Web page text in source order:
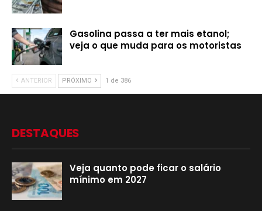
Gasolina passa a ter mais etanol;
veja o que muda para os motoristas
ANTERIOR PRÓXIMO 1 de 386
DESTAQUES
Veja quanto pode ficar o salário
mínimo em 2027